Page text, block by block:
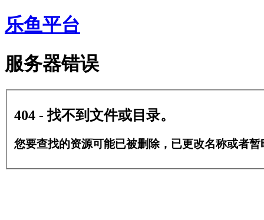
乐鱼平台
服务器错误
404 - 找不到文件或目录。
您要查找的资源可能已被删除，已更改名称或者暂